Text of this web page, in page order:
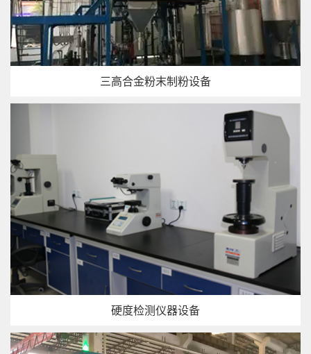
三高合金粉末制粉设备
硬度检测仪器设备